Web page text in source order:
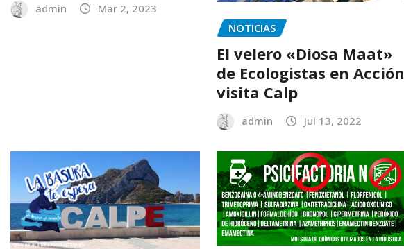
admin
Mar 2, 2023
NOTICIAS
El velero «Diosa Maat»
de Ecologistas en Acción
visita Calp
admin Jul 13, 2022